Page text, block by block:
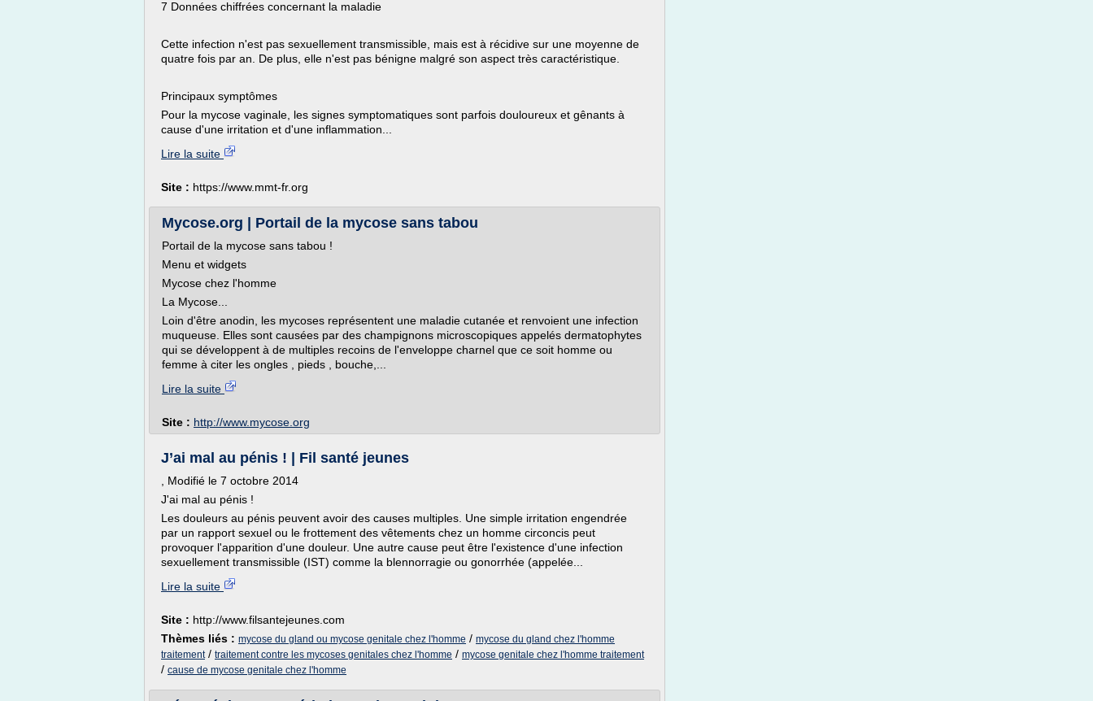
7 Données chiffrées concernant la maladie
Cette infection n'est pas sexuellement transmissible, mais est à récidive sur une moyenne de
quatre fois par an. De plus, elle n'est pas bénigne malgré son aspect très caractéristique.
Principaux symptômes
Pour la mycose vaginale, les signes symptomatiques sont parfois douloureux et gênants à
cause d'une irritation et d'une inflammation...
Lire la suite
Site : https://www.mmt-fr.org
Mycose.org | Portail de la mycose sans tabou
Portail de la mycose sans tabou !
Menu et widgets
Mycose chez l'homme
La Mycose...
Loin d'être anodin, les mycoses représentent une maladie cutanée et renvoient une infection
muqueuse. Elles sont causées par des champignons microscopiques appelés dermatophytes
qui se développent à de multiples recoins de l'enveloppe charnel que ce soit homme ou
femme à citer les ongles , pieds , bouche,...
Lire la suite
Site : http://www.mycose.org
J’ai mal au pénis ! | Fil santé jeunes
, Modifié le 7 octobre 2014
J'ai mal au pénis !
Les douleurs au pénis peuvent avoir des causes multiples. Une simple irritation engendrée
par un rapport sexuel ou le frottement des vêtements chez un homme circoncis peut
provoquer l'apparition d'une douleur. Une autre cause peut être l'existence d'une infection
sexuellement transmissible (IST) comme la blennorragie ou gonorrhée (appelée...
Lire la suite
Site : http://www.filsantejeunes.com
Thèmes liés : mycose du gland ou mycose genitale chez l'homme / mycose du gland chez l'homme
traitement/ traitement contre les mycoses genitales chez l'homme / mycose genitale chez l'homme traitement
/ cause de mycose genitale chez l'homme